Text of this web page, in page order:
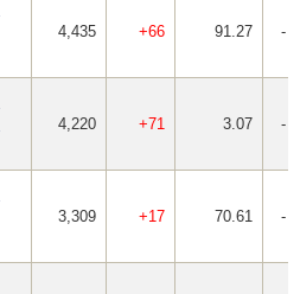
4,435 +66 91.27 -
4,220 +71 3.07 -
3,309 +17 70.61 -